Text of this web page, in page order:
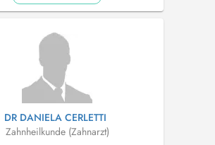
DR DANIELA CERLETTI
Zahnheilkunde (Zahnarzt)